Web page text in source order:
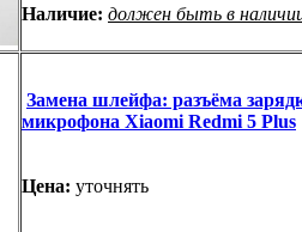
Наличие: должен быть в
Замена шлейфа: разъёма
микрофона Xiaomi Redmi 5 Plus
Цена: уточнять